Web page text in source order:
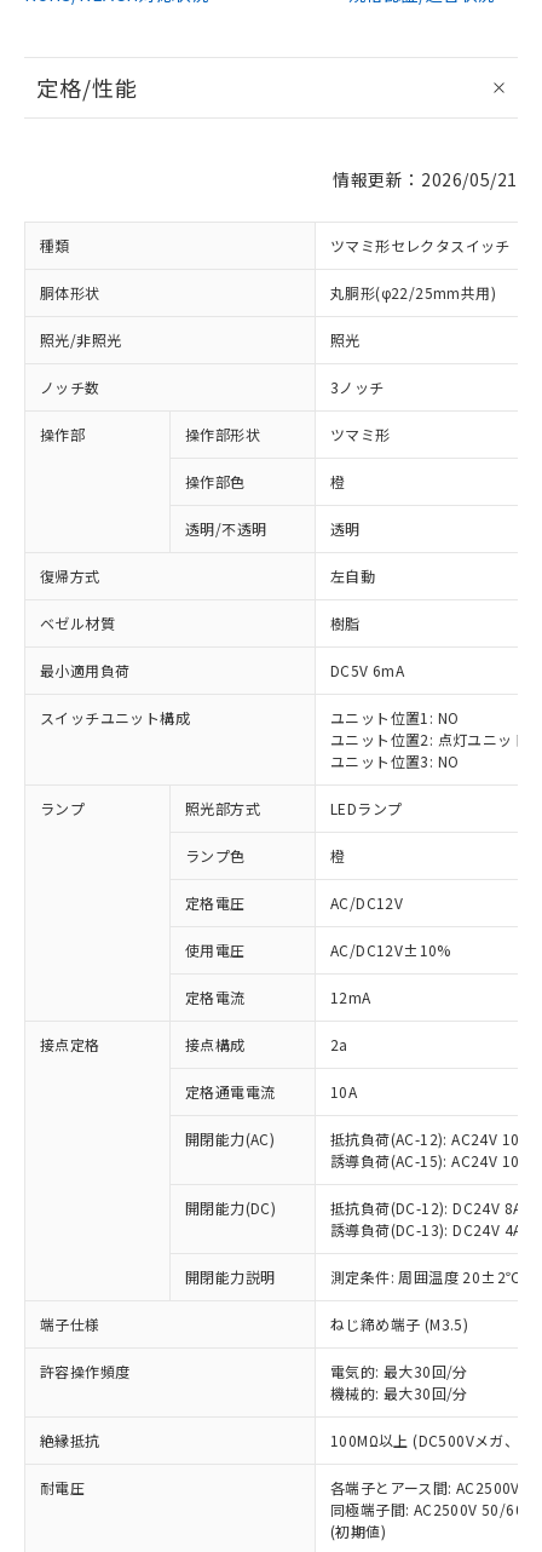
定格/性能
情報更新：2026/05/21
種類 ツマミ形セレクタスイッチ
胴体形状 丸胴形(φ22/25mm共用)
照光/非照光 照光
ノッチ数 3ノッチ
操作部 操作部形状 ツマミ形
操作部色 橙
透明/不透明 透明
復帰方式 左自動
ベゼル材質 樹脂
最小適用負荷 DC5V 6mA
スイッチユニット構成
ユニット位置1: NO
ユニット位置2: 点灯ユニット
ユニット位置3: NO
ランプ 照光部方式 LEDランプ
ランプ色 橙
定格電圧 AC/DC12V
使用電圧 AC/DC12V±10%
定格電流 12mA
接点定格 接点構成 2a
定格通電電流 10A
開閉能力(AC)
抵抗負荷(AC-12): AC24V 10A/
誘導負荷(AC-15): AC24V
開閉能力(DC)
抵抗負荷(DC-12): DC24V 8A/
誘導負荷(DC-13): DC24V 4A/
開閉能力説明 測定条件: 周囲温度 20±2℃、
端子仕様 ねじ締め端子 (M3.5)
許容操作頻度
電気的: 最大30回/分
機械的: 最大30回/分
絶縁抵抗 100MΩ以上 (DC500Vメガ、点
耐電圧
各端子とアース間: AC2500V
同極端子間: AC2500V 50/
(初期値)
ご利用条件
以下の条件をお読みいただき、同意のうえ
ご利用ください。
本サービスは、当社制御機器事業取扱
商品の当社在庫状況および標準価格
(税抜)を提供させていただくもので
当社制御機器事業取扱商品の中には、
本サービスの対象外となる商品もある
ことをご了承ください。
在庫状況および標準価格照会結果は、
記載している更新日時点での社内デー
タに基づき作成されるものであり、閲
覧された時点での実際の在庫および標
準価格とは異なる場合があることをご
※1 対応状況
対応済み：EU RoHS指令（10物質）の
非含有に対応した製品が提供可能な商品で
す。
対応予定：EU RoHS指令（10物質）の非含
有に対応した製品に切り替える予定のある
対応予定なし：EU RoHS指令（10物質）の
非含有に非対応の商品で、対応品を出す予
定はありません。
調査・確認中：EU RoHS指令（10物質）の
非含有の対応状況を調査中または確認中の
非該当品：ライセンス料など無形物で、有
害物質有無と関係のない商品です。
仕入先様の事情により、非含有部品として
いたものが、含有品と判明した場合などや
むを得ず変更することがあります。
六価クロム(Cr(Ⅵ)) 1000ppm以下、ポリ臭化ビフェニル
類(PBB) 1000ppm以下、ポリ臭化ジフェニルエーテル類
「○」：最大均質材料含有率が中国RoHSの
基準値以下であることを示します。
「×」：最大均質材料含有率が中国RoHSの
基準値を超えていることを示します。
「－」：未確認です。当社販売部門へお問
*中国RoHS10物質の基準値 (GB/T26572)：
Pb(鉛) :1000ppm、 Hg(水銀) : 1000ppm、 Cd(カドミウ
Cr(Ⅵ)(六価クロム) : 1000ppm、 PBBs(ポリ臭化ビフェ
当社は、これら貴社製品のうち、外国
為替および外国貿易法に定める商品
（以下｢規制貨物等」という）を輸出
または国外への提供する場合は、日本
国政府の輸出許可(または役務取引許
可)を取得するなどの必要な手続きを